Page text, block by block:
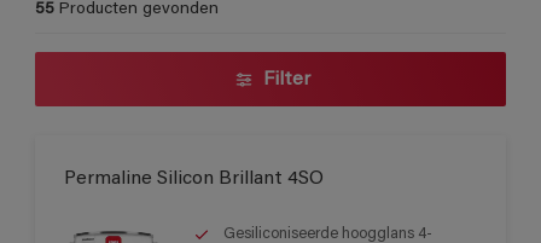
55 Producten gevonden
Filter
Permaline Silicon Brillant 4SO
Gesiliconiseerde hoogglans 4-